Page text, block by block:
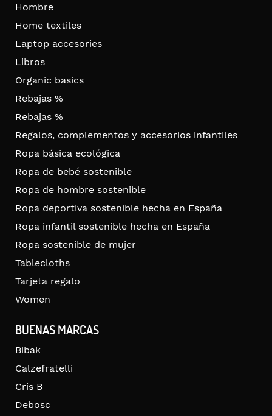
Hombre
Home textiles
Laptop accesories
Libros
Organic basics
Rebajas %
Rebajas %
Regalos, complementos y accesorios infantiles
Ropa básica ecológica
Ropa de bebé sostenible
Ropa de hombre sostenible
Ropa deportiva sostenible hecha en España
Ropa infantil sostenible hecha en España
Ropa sostenible de mujer
Tablecloths
Tarjeta regalo
Women
BUENAS MARCAS
Bibak
Calzefratelli
Cris B
Debosc